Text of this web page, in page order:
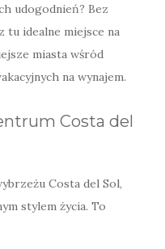
udogodnień? Bez
tu idealne miejsce na
miasta wśród
na wynajem.
Costa del
Costa del Sol,
stylem życia. To